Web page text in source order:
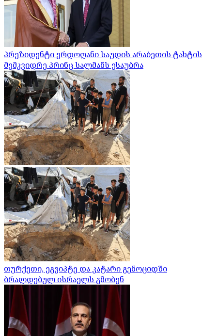
პრეზიდენტი ერდოღანი საუდის არაბეთის ტახტის
მემკვიდრე პრინც სალმანს ესაუბრა
თურქეთი, ეგვიპტე და კატარი გენოციდში
ბრალდებულ ისრაელს გმობენ